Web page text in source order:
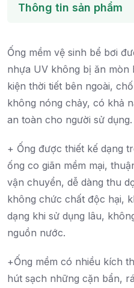
Thông tin sản phẩm
Ống mềm vệ sinh bể bơi
nhựa UV không bị ăn mòn
kiện thời tiết bên ngoài,
không nóng chảy, có khả
an toàn cho người sử dụng.
+ Ống được thiết kế dạng
ống co giãn mềm mại,
vận chuyển, dễ dàng thu
không chức chất độc hại,
dạng khi sử dụng lâu,
nguồn nước.
+Ống mềm có nhiều kích
hút sạch những cặn bẩn,